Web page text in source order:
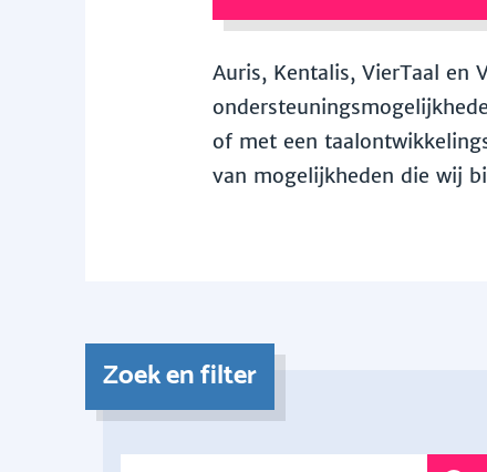
Auris, Kentalis, VierTaal en
of met een
van mogelijkheden die wij
Zoek en filter